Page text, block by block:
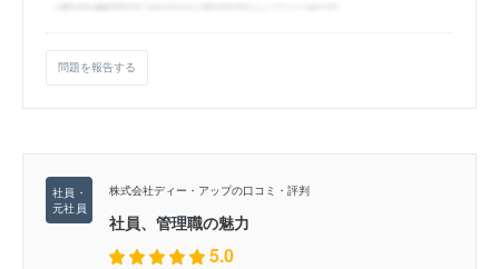
問題を報告する
株式会社ディー・アップの口コミ・評判
社員、管理職の魅力
5.0